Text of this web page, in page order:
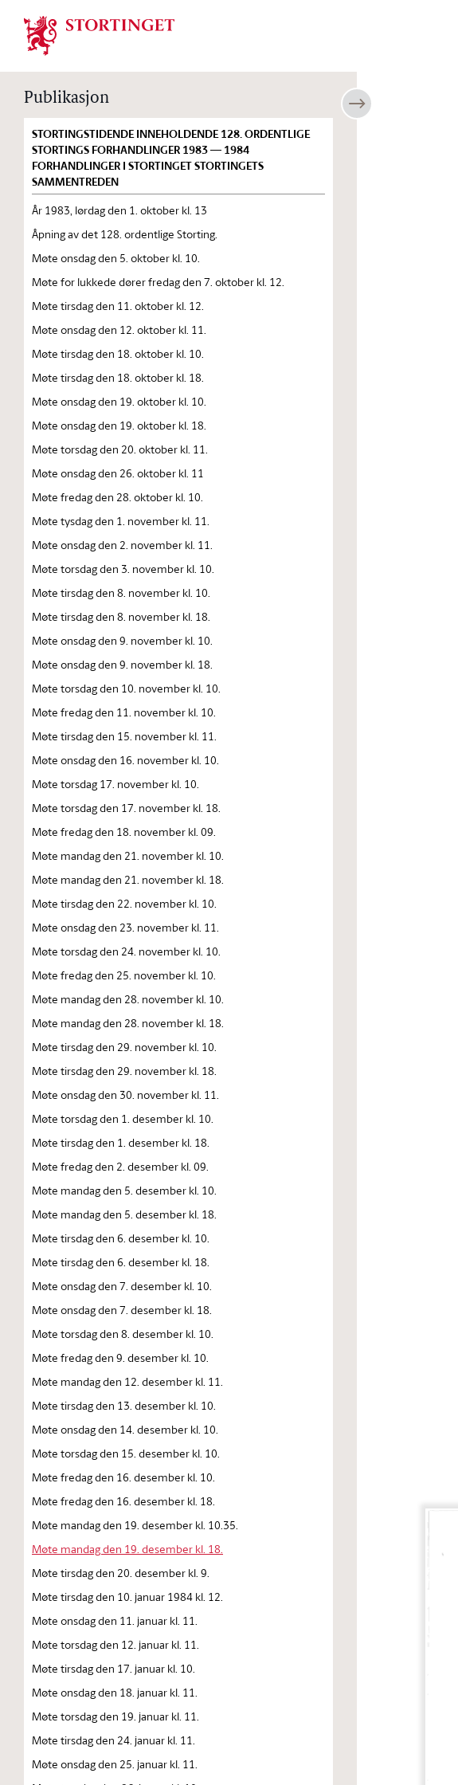
Stortinget.no
Publikasjon
STORTINGSTIDENDE INNEHOLDENDE 128. ORDENTLIGE
STORTINGS FORHANDLINGER 1983 — 1984
FORHANDLINGER I STORTINGET STORTINGETS
SAMMENTREDEN
År 1983, lørdag den 1. oktober kl. 13
Åpning av det 128. ordentlige Storting.
Møte onsdag den 5. oktober kl. 10.
Møte for lukkede dører fredag den 7. oktober kl. 12.
Møte tirsdag den 11. oktober kl. 12.
Møte onsdag den 12. oktober kl. 11.
Møte tirsdag den 18. oktober kl. 10.
Møte tirsdag den 18. oktober kl. 18.
Møte onsdag den 19. oktober kl. 10.
Møte onsdag den 19. oktober kl. 18.
Møte torsdag den 20. oktober kl. 11.
Møte onsdag den 26. oktober kl. 11
Møte fredag den 28. oktober kl. 10.
Møte tysdag den 1. november kl. 11.
Møte onsdag den 2. november kl. 11.
Møte torsdag den 3. november kl. 10.
Møte tirsdag den 8. november kl. 10.
Møte tirsdag den 8. november kl. 18.
Møte onsdag den 9. november kl. 10.
Møte onsdag den 9. november kl. 18.
Møte torsdag den 10. november kl. 10.
Møte fredag den 11. november kl. 10.
Møte tirsdag den 15. november kl. 11.
Møte onsdag den 16. november kl. 10.
Møte torsdag 17. november kl. 10.
Møte torsdag den 17. november kl. 18.
Møte fredag den 18. november kl. 09.
Møte mandag den 21. november kl. 10.
Møte mandag den 21. november kl. 18.
Møte tirsdag den 22. november kl. 10.
Møte onsdag den 23. november kl. 11.
Møte torsdag den 24. november kl. 10.
Møte fredag den 25. november kl. 10.
Møte mandag den 28. november kl. 10.
Møte mandag den 28. november kl. 18.
Møte tirsdag den 29. november kl. 10.
Møte tirsdag den 29. november kl. 18.
Møte onsdag den 30. november kl. 11.
Møte torsdag den 1. desember kl. 10.
Møte tirsdag den 1. desember kl. 18.
Møte fredag den 2. desember kl. 09.
Møte mandag den 5. desember kl. 10.
Møte mandag den 5. desember kl. 18.
Møte tirsdag den 6. desember kl. 10.
Møte tirsdag den 6. desember kl. 18.
Møte onsdag den 7. desember kl. 10.
Møte onsdag den 7. desember kl. 18.
Møte torsdag den 8. desember kl. 10.
Møte fredag den 9. desember kl. 10.
Møte mandag den 12. desember kl. 11.
Møte tirsdag den 13. desember kl. 10.
Møte onsdag den 14. desember kl. 10.
Møte torsdag den 15. desember kl. 10.
Møte fredag den 16. desember kl. 10.
Møte fredag den 16. desember kl. 18.
Møte mandag den 19. desember kl. 10.35.
Møte mandag den 19. desember kl. 18.
Møte tirsdag den 20. desember kl. 9.
Møte tirsdag den 10. januar 1984 kl. 12.
Møte onsdag den 11. januar kl. 11.
Møte torsdag den 12. januar kl. 11.
Møte tirsdag den 17. januar kl. 10.
Møte onsdag den 18. januar kl. 11.
Møte torsdag den 19. januar kl. 11.
Møte tirsdag den 24. januar kl. 11.
Møte onsdag den 25. januar kl. 11.